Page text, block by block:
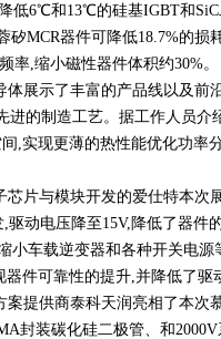
坛开启
球智造
管理体系认证！
”产业关键词！
永
大会
修中心
里云产业创新中心正式揭牌
低6℃和13℃的硅基IGBT和
矽MCR器件可降低18.7%的损
率,缩小磁性器件体积约30%。
展示了丰富的产品线以及前
进的制造工艺。据工作人员介
,实现更薄的热性能优化功率
片与模块开发的爱仕特本次
动电压降至15V,降低了器件
小车载逆变器和各种开关电源
件可靠性的提升,并降低了驱
提供商泰科天润亮相了本次
封装碳化硅二极管、和2000V